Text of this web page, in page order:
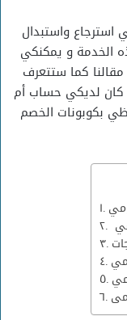
واستبدال
الخدمة و يمكنكي
كما ستتعرف
كان لديكي حساب أم
بكوبونات الخصم